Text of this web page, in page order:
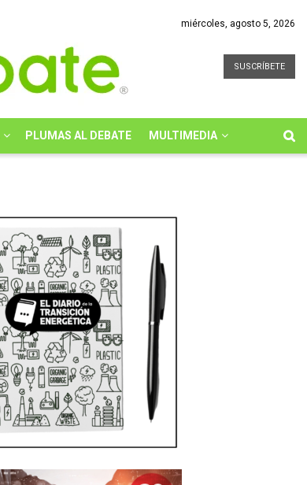
miércoles, agosto 5, 2026
SUSCRÍBETE
PLUMAS AL DEBATE MULTIMEDIA